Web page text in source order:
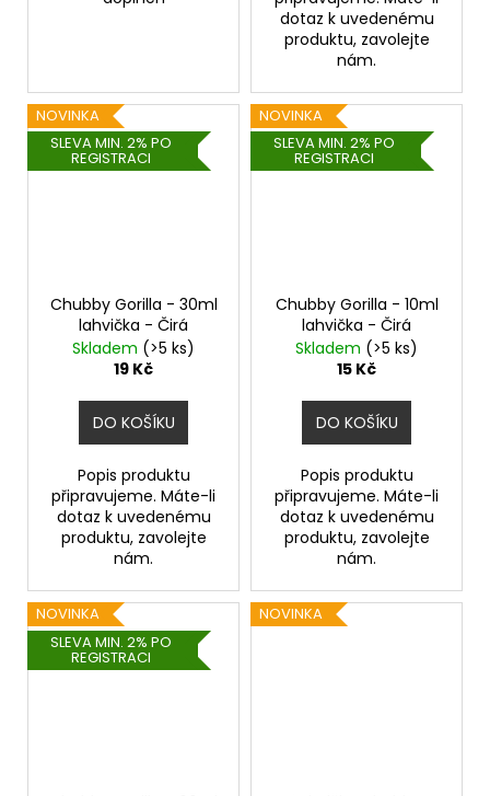
dotaz k uvedenému
produktu, zavolejte
nám.
NOVINKA
SLEVA MIN. 2% PO
REGISTRACI
Chubby Gorilla - 30ml
lahvička - Čirá
Skladem (>5 ks)
19 Kč
DO KOŠÍKU
Popis produktu
připravujeme. Máte-li
dotaz k uvedenému
produktu, zavolejte
nám.
NOVINKA
SLEVA MIN. 2% PO
REGISTRACI
Chubby Gorilla - 10ml
lahvička - Čirá
Skladem (>5 ks)
15 Kč
DO KOŠÍKU
Popis produktu
připravujeme. Máte-li
dotaz k uvedenému
produktu, zavolejte
nám.
NOVINKA
SLEVA MIN. 2% PO
REGISTRACI
NOVINKA